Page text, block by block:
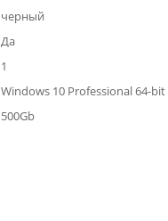
черный
Да
1
Windows 10 Professional 64-bit
500Gb